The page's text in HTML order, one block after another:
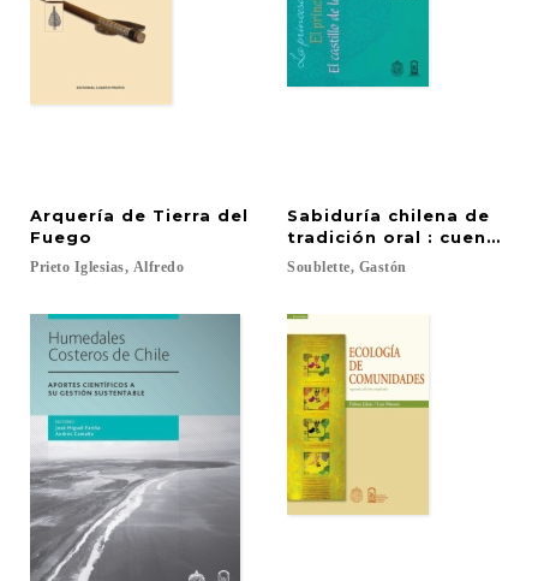
Arquería de Tierra del
Fuego
Prieto Iglesias, Alfredo
Sabiduría chilena de
tradición oral : cuentos
Soublette, Gastón